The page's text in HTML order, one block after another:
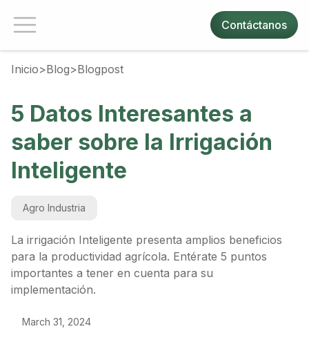
Contáctanos
Inicio>Blog>Blogpost
5 Datos Interesantes a
saber sobre la Irrigación
Inteligente
Agro Industria
La irrigación Inteligente presenta amplios beneficios
para la productividad agrícola. Entérate 5 puntos
importantes a tener en cuenta para su
implementación.
March 31, 2024